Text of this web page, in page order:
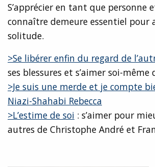
S’apprécier en tant que personne
connaître demeure essentiel pour
solitude.
>Se libérer enfin du regard de
ses blessures et s’aimer soi-
>Je suis une merde et je compte
Niazi-Shahabi Rebecca
>L’estime de soi : s’aimer pour
autres de Christophe André et